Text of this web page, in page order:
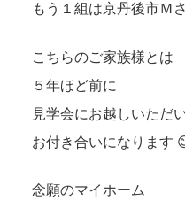
もう１組は京丹後市Ｍ
こちらのご家族様とは
５年ほど前に
見学会にお越しいただ
お付き合いになります
念願のマイホーム